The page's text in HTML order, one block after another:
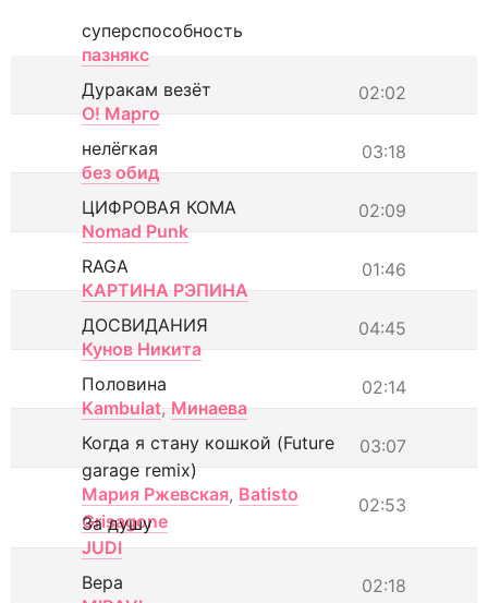
суперспособность
пазнякс
02:02
Дуракам везёт
О! Марго
03:18
нелёгкая
без обид
02:09
ЦИФРОВАЯ КОМА
Nomad Punk
01:46
RAGA
КАРТИНА РЭПИНА
04:45
ДОСВИДАНИЯ
Кунов Никита
02:14
Половина
Kambulat, Минаева
03:07
Когда я стану кошкой (Future
garage remix)
Мария Ржевская, Batisto
Grisagone
02:53
За душу
JUDI
02:18
Вера